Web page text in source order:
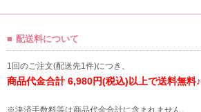
配送料について
1回のご注文(配送先1件)につき、
商品代金合計 6,980円(税込)以上で送料無料♪
※決済手数料等は商品代金合計に含まれません。